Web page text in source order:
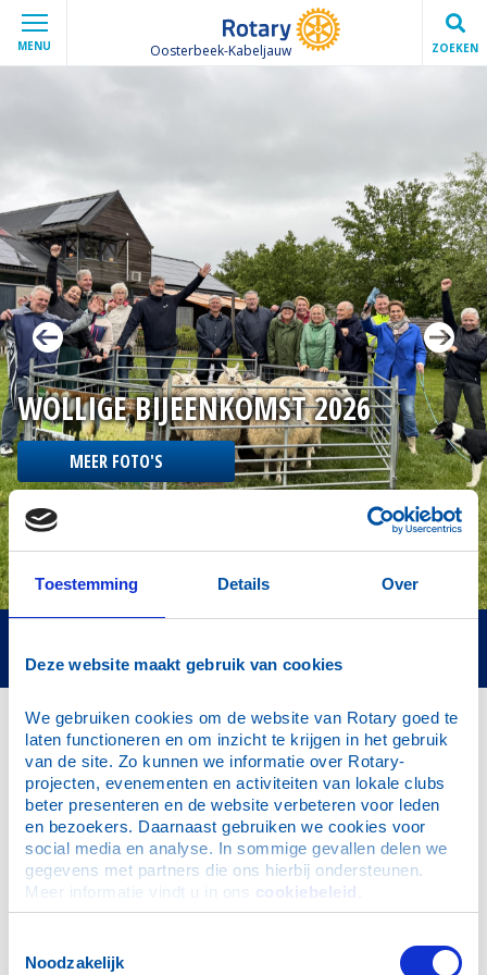
Toestemming Details Over
Deze website maakt gebruik van cookies
We gebruiken cookies om de website van Rotary goed te
laten functioneren en om inzicht te krijgen in het gebruik
van de site. Zo kunnen we informatie over Rotary-
projecten, evenementen en activiteiten van lokale clubs
beter presenteren en de website verbeteren voor leden
en bezoekers. Daarnaast gebruiken we cookies voor
social media en analyse. In sommige gevallen delen we
gegevens met partners die ons hierbij ondersteunen.
Meer informatie vindt u in ons cookiebeleid
Noodzakelijk
MENU Oosterbeek-Kabeljauw ZOEKEN
WOLLIGE BIJEENKOMST 2026
MEER FOTO'S
Wat leuk dat u onze website bezoekt.
Rotaryclub Oosterbeek-Kabeljauw is een actieve en
betrokken club met bijna 40 leden. Onze leden brengen
uiteenlopende achtergronden, ervaringen en expertise
mee. Diversiteit zien wij als een kracht. Naast
vriendschap, persoonlijke ontwikkeling en inspirerende
ontmoetingen staat maatschappelijke betrokkenheid
bijdragen aan een betere samenleving, zowel lokaal als